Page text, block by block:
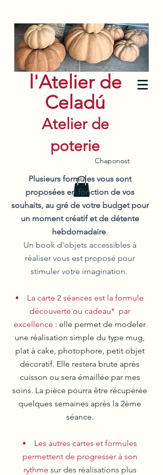
l'Atelier de
Celadú
Atelier de
poterie
Chaponost
Plusieurs formules vous sont
proposées en fonction de vos
souhaits, au gré de votre budget pour
un moment créatif et de détente
hebdomadaire.
Un book d'objets accessibles à
réaliser vous est proposé pour
stimuler votre imagination.
La carte 2 séances est la formule
découverte ou cadeau* par
excellence : elle permet de modeler
une réalisation simple du type mug,
plat à cake, photophore, petit objet
décoratif. Elle restera brute après
cuisson ou sera émaillée par mes
soins. La pièce pourra être récupérée
quelques semaines après la 2ème
séance.
Les autres cartes et formules
permettent de progresser à son
rythme sur des réalisations plus